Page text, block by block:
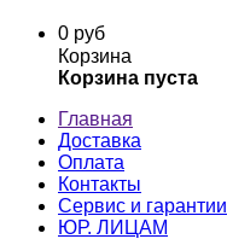
0 руб
Корзина
Корзина пуста
Главная
Доставка
Оплата
Контакты
Сервис и гарантии
ЮР. ЛИЦАМ